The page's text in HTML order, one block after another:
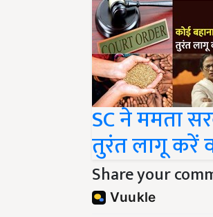
SC ने ममता
तुरंत लागू करें
Share your